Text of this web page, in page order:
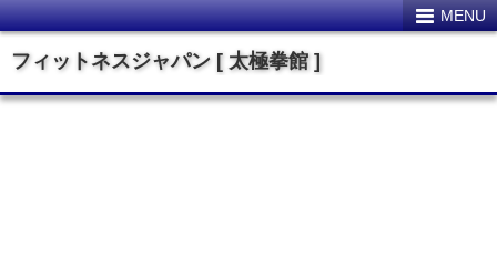
フィットネスジャパン [ 太極拳館 ]
MENU